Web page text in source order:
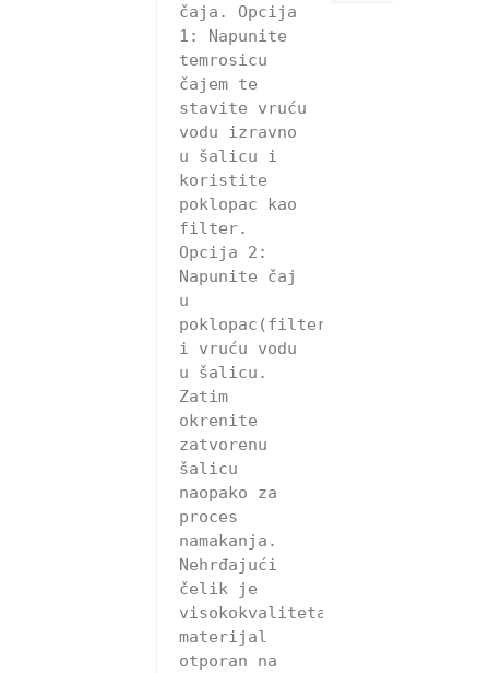
čaja. Opcija
1: Napunite
temrosicu
čajem te
stavite vruću
vodu izravno
u šalicu i
koristite
poklopac kao
filter.
Opcija 2:
Napunite čaj
u
poklopac(filter)
i vruću vodu
u šalicu.
Zatim
okrenite
zatvorenu
šalicu
naopako za
proces
namakanja.
Nehrđajući
čelik je
visokokvalitetan
materijal
otporan na